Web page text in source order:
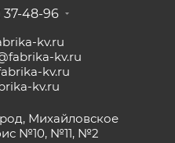
37-48-96
kv.ru
kv.ru
kv.ru
kv.ru
Михайловское
№10, №11, №2